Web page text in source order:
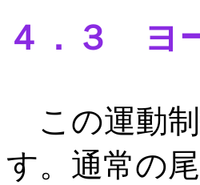
４．３ ヨ
この運動
す。通常の